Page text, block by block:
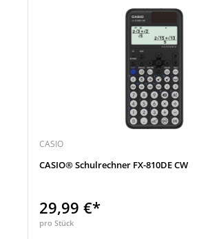
CASIO
CASIO® Schulrechner FX-810DE CW
29,99 €*
pro Stück